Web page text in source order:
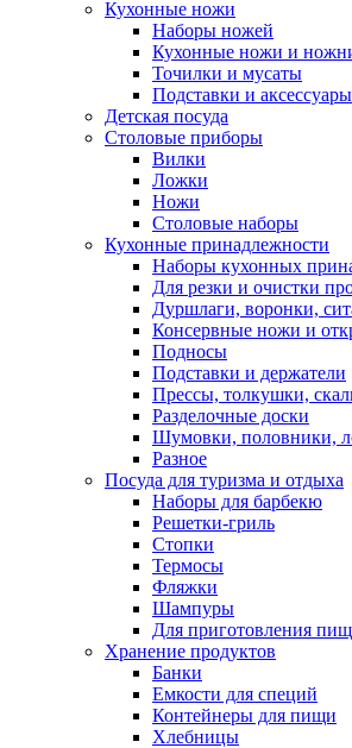
Кухонные ножи
Наборы ножей
Кухонные ножи и
Точилки и мусаты
Подставки и аксессуары
Детская посуда
Столовые приборы
Вилки
Ложки
Ножи
Столовые наборы
Кухонные принадлежности
Наборы кухонных
Для резки и очистки
Дуршлаги, воронки,
Консервные ножи и
Подносы
Подставки и держатели
Прессы, толкушки,
Разделочные доски
Шумовки, половники,
Разное
Посуда для туризма и отдыха
Наборы для барбекю
Решетки-гриль
Стопки
Термосы
Фляжки
Шампуры
Для приготовления
Хранение продуктов
Банки
Емкости для специй
Контейнеры для пищи
Хлебницы